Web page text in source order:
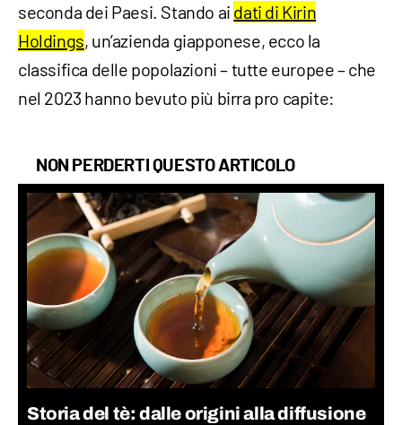
seconda dei Paesi. Stando ai dati di Kirin
Holdings, un’azienda giapponese, ecco la
classifica delle popolazioni – tutte europee – che
nel 2023 hanno bevuto più birra pro capite:
NON PERDERTI QUESTO ARTICOLO
Storia del tè: dalle origini alla diffusione